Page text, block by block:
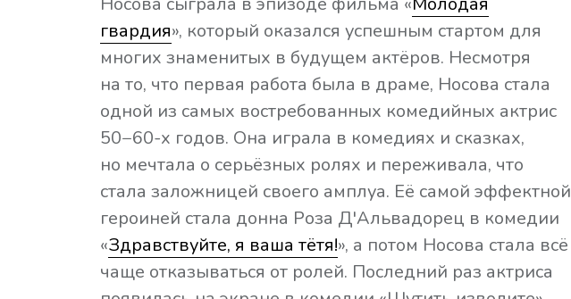
гвардия», который оказался успешным стартом для
многих знаменитых в будущем актёров. Несмотря
на то, что первая работа была в драме, Носова стала
одной из самых востребованных комедийных актрис
50−60-х годов. Она играла в комедиях и сказках,
но мечтала о серьёзных ролях и переживала, что
стала заложницей своего амплуа. Её самой эффектной
героиней стала донна Роза Д'Альвадорец в комедии
«Здравствуйте, я ваша тётя!», а потом Носова стала всё
чаще отказываться от ролей. Последний раз актриса